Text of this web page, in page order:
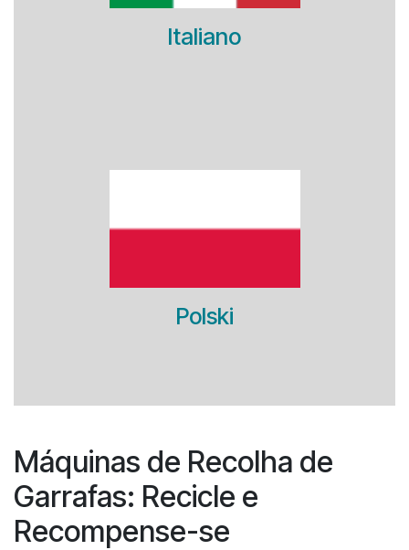
Italiano
Polski
Máquinas de Recolha de
Garrafas: Recicle e
Recompense-se